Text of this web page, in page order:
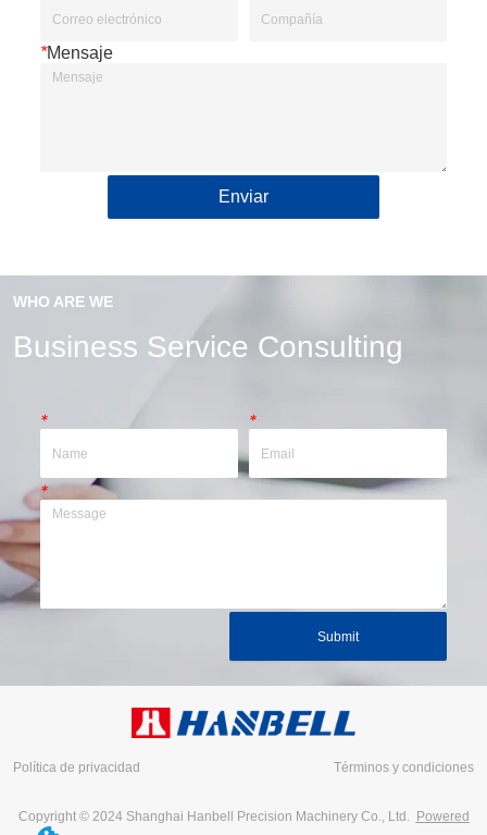
*Mensaje
Enviar
WHO ARE WE
Business Service Consulting
* *
*
Submit
Política de privacidad Términos y condiciones
Copyright © 2024 Shanghai Hanbell Precision Machinery Co., Ltd.
Powered